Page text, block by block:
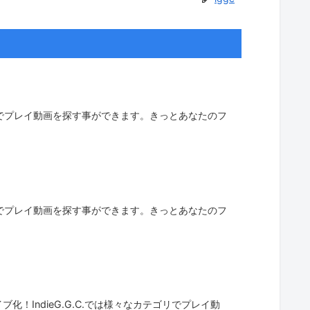
レイ動画を探す事ができます。きっとあなたのフ
レイ動画を探す事ができます。きっとあなたのフ
化！IndieG.G.C.では様々なカテゴリでプレイ動